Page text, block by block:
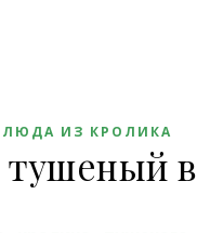
ИЗ КРОЛИКА